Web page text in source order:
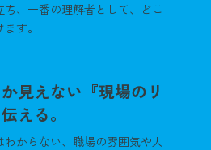
、一番の理解者として、どこ
す。
見えない『現場のリ
える。
からない、職場の雰囲気や人